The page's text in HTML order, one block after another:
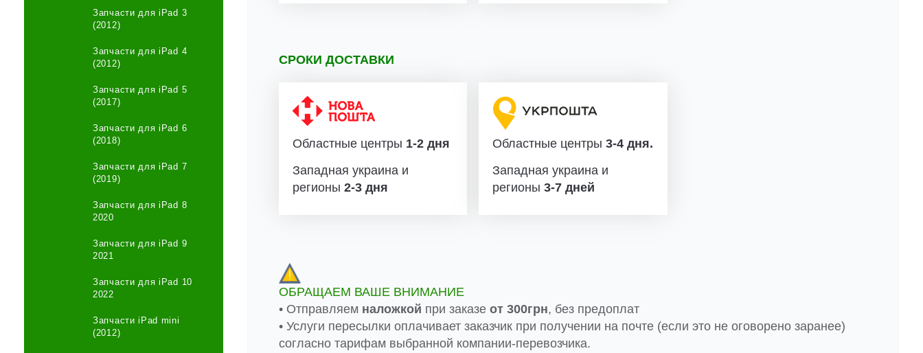
Запчасти для iPad 3
(2012)
Запчасти для iPad 4
(2012)
Запчасти для iPad 5
(2017)
Запчасти для iPad 6
(2018)
Запчасти для iPad 7
(2019)
Запчасти для iPad 8
2020
Запчасти для iPad 9
2021
Запчасти для iPad 10
2022
Запчасти iPad mini
(2012)
СРОКИ ДОСТАВКИ
Областные центры 1-2 дня
Западная украина и
регионы 2-3 дня
Областные центры 3-4 дня.
Западная украина и
регионы 3-7 дней
ОБРАЩАЕМ ВАШЕ ВНИМАНИЕ
• Отправляем наложкой при заказе от 300грн, без предоплат
• Услуги пересылки оплачивает заказчик при получении на почте (если это не оговорено заранее)
согласно тарифам выбранной компании-перевозчика.